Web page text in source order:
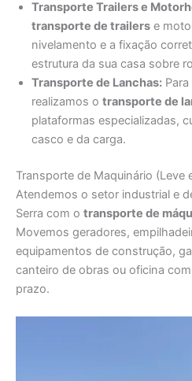
Transporte Trailers e
transporte de trailers e
nivelamento e a fixação
estrutura da sua casa sobre
Transporte de Lanchas:
realizamos o transporte de
plataformas especializadas,
casco e da carga.
Transporte de Maquinário (Leve
Atendemos o setor industrial e
Serra com o transporte de
Movemos geradores,
equipamentos de construção,
canteiro de obras ou oficina com
prazo.